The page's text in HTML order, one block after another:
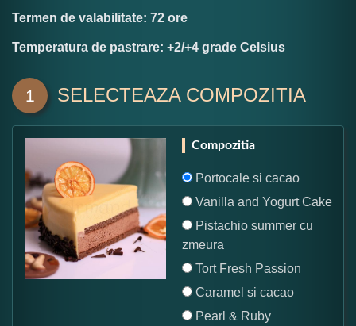
Termen de valabilitate: 72 ore
Temperatura de pastrare: +2/+4 grade Celsius
1 SELECTEAZA COMPOZITIA
Compozitia
Portocale si cacao
Vanilla and Yogurt Cake
Pistachio summer cu
zmeura
Tort Fresh Passion
Caramel si cacao
Pearl & Ruby